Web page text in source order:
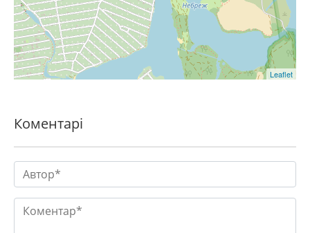
Leaflet
Коментарі